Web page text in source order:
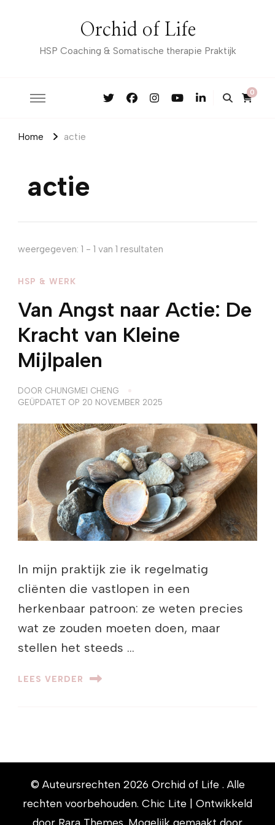
Orchid of Life
HSP Coaching & Somatische therapie Praktijk
0
Home actie
actie
weergegeven: 1 - 1 van 1 resultaten
HSP & WERK
Van Angst naar Actie: De
Kracht van Kleine
Mijlpalen
DOOR CHUNGMEI CHENG
GEÜPDATET OP 20 NOVEMBER 2025
In mijn praktijk zie ik regelmatig
cliënten die vastlopen in een
herkenbaar patroon: ze weten precies
wat ze zouden moeten doen, maar
stellen het steeds …
LEES VERDER
© Auteursrechten 2026 Orchid of Life . Alle
rechten voorbehouden. Chic Lite | Ontwikkeld
door Rara Themes . Mogelijk gemaakt door